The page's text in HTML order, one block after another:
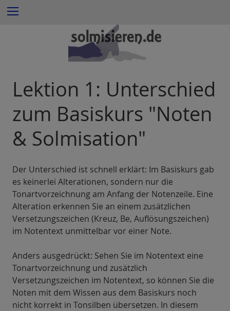
Lektion 1: Unterschied
zum Basiskurs "Noten
& Solmisation"
Der Unterschied ist schnell erklärt: Im Basiskurs gab
es keinerlei Alterationen, sondern nur die
Tonartvorzeichnung am Anfang der Notenzeile. Eine
Alteration erkennen Sie an einem zusätzlichen
Versetzungszeichen (Kreuz, Be, Auflösungszeichen)
im Notentext unmittelbar vor einer Note.
Anders ausgedrückt: Sehen Sie im Notentext eine
Tonartvorzeichnung und zusätzlich
Versetzungszeichen im Notentext, so können Sie die
Noten mit dem Wissen aus dem Basiskurs noch
nicht korrekt in Tonsilben übersetzen. In diesem